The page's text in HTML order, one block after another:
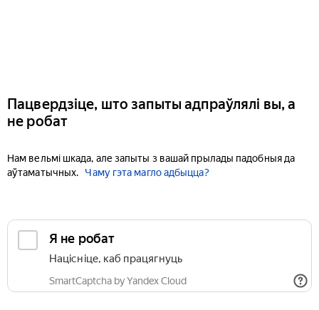
Пацвердзіце, што запыты адпраўлялі вы, а
не робат
Нам вельмі шкада, але запыты з вашай прылады падобныя да
аўтаматычных.
Чаму гэта магло адбыцца?
Я не робат
Націсніце, каб працягнуць
SmartCaptcha by Yandex Cloud